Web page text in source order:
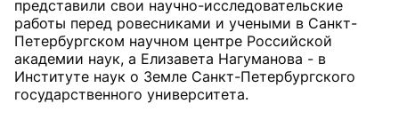
представили свои научно-исследовательские
работы перед ровесниками и учеными в Санкт-
Петербургском научном центре Российской
академии наук, а Елизавета Нагуманова - в
Институте наук о Земле Санкт-Петербургского
государственного университета.